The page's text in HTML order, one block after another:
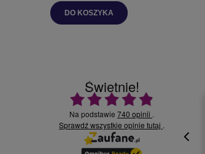
DO KOSZYKA
Świetnie!
Ocena średnia 4.9 na 5
Na podstawie 740 opinii .
Sprawdź wszystkie opinie tutaj .
30.07.2026
oki